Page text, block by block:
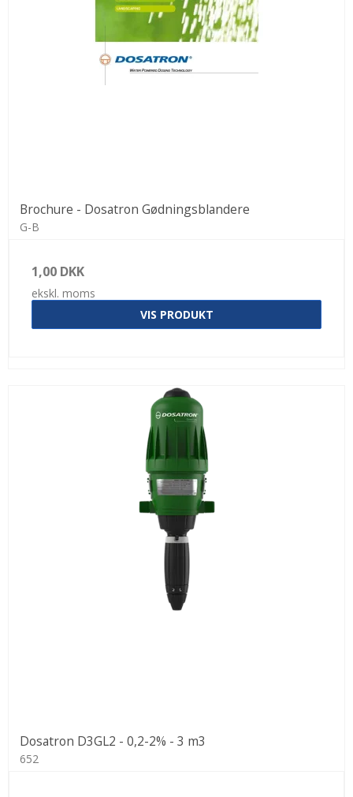
Brochure - Dosatron Gødningsblandere
G-B
1,00 DKK
ekskl. moms
VIS PRODUKT
Dosatron D3GL2 - 0,2-2% - 3 m3
652